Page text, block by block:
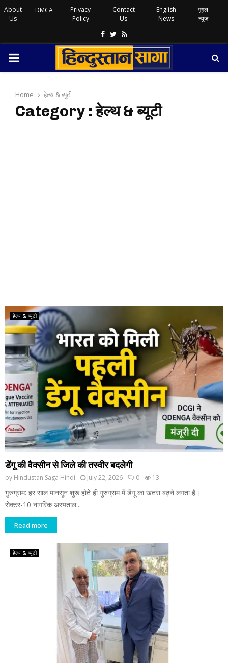
About
Us
DMCA
Privacy
Policy
Contact
Us
English
News
गूगल
न्यूज़
Facebook
Twitter
Rss
PRIMARY
Home हेल्थ & ब्यूटी
Category : हेल्थ & ब्यूटी
हेल्थ & ब्यूटी
डेंगू की वैक्सीन से जिले की तस्वीर बदलेगी
by Hindustan Saga Hindi July 22, 2026 0 13
गुरुग्राम: हर साल मानसून शुरू होते ही गुरुग्राम में डेंगू का खतरा बढ़ने लगता है।
सेक्टर-10 नागरिक अस्पताल...
Read more
हेल्थ & ब्यूटी